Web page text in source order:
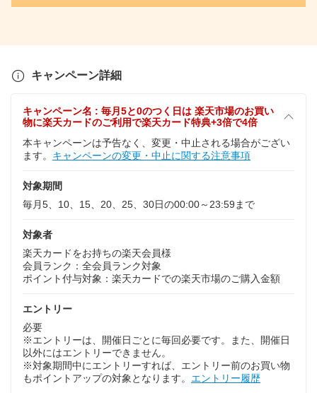
キャンペーン詳細
キャンペーン名 : 毎月5と0のつく日は 楽天市場のお買い
物に楽天カードのご利用で楽天カード特典+3倍で4倍
本キャンペーンは予告なく、変更・中止される場合がござい
ます。 キャンペーンの変更・中止に関する注意事項
対象期間
毎月5、10、15、20、25、30日の00:00～23:59まで
対象者
楽天カードをお持ちの楽天会員様
会員ランク：全会員ランク対象
ポイント付与対象：楽天カードでの楽天市場のご購入金額
エントリー
必要
※エントリーは、開催日ごとに毎回必要です。また、開催日
以外にはエントリーできません。
※対象期間中にエントリーすれば、エントリー前のお買い物
もポイントアップの対象となります。 エントリー履歴